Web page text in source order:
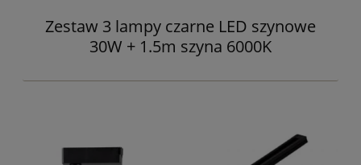
Zestaw 3 lampy czarne LED szynowe
30W + 1.5m szyna 6000K